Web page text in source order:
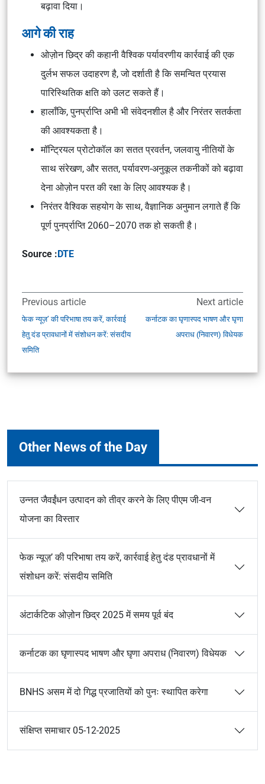
बढ़ावा दिया।
आगे की राह
ओज़ोन छिद्र की कहानी वैश्विक पर्यावरणीय कार्रवाई की एक
दुर्लभ सफल उदाहरण है, जो दर्शाती है कि समन्वित प्रयास
पारिस्थितिक क्षति को उलट सकते हैं।
हालाँकि, पुनर्प्राप्ति अभी भी संवेदनशील है और निरंतर सतर्कता
की आवश्यकता है।
मॉन्ट्रियल प्रोटोकॉल का सतत प्रवर्तन, जलवायु नीतियों के
साथ संरेखण, और सतत, पर्यावरण-अनुकूल तकनीकों को बढ़ावा
देना ओज़ोन परत की रक्षा के लिए आवश्यक है।
निरंतर वैश्विक सहयोग के साथ, वैज्ञानिक अनुमान लगाते हैं कि
पूर्ण पुनर्प्राप्ति 2060–2070 तक हो सकती है।
Source :DTE
Previous article
फेक न्यूज़’ की परिभाषा तय करें, कार्रवाई
हेतु दंड प्रावधानों में संशोधन करें: संसदीय
समिति
Next article
कर्नाटक का घृणास्पद भाषण और घृणा
अपराध (निवारण) विधेयक
Other News of the Day
उन्नत जैवईंधन उत्पादन को तीव्र करने के लिए पीएम जी-वन
योजना का विस्तार
फेक न्यूज़’ की परिभाषा तय करें, कार्रवाई हेतु दंड प्रावधानों में
संशोधन करें: संसदीय समिति
अंटार्कटिक ओज़ोन छिद्र 2025 में समय पूर्व बंद
कर्नाटक का घृणास्पद भाषण और घृणा अपराध (निवारण) विधेयक
BNHS असम में दो गिद्ध प्रजातियों को पुनः स्थापित करेगा
संक्षिप्त समाचार 05-12-2025